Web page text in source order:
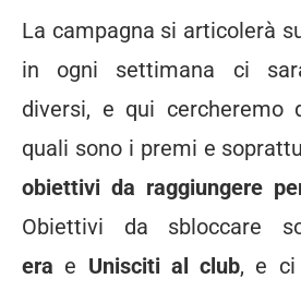
La campagna si articolerà
in ogni settimana ci
diversi, e qui cercheremo
quali sono i premi e
obiettivi da raggiungere
Obiettivi da sbloccare
era e Unisciti al club, e ci